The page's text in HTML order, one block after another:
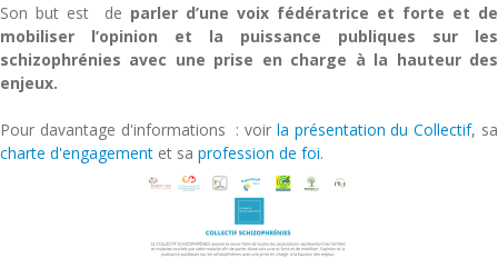
Son but est de parler d’une voix fédératrice et forte et de
mobiliser l’opinion et la puissance publiques sur les
schizophrénies avec une prise en charge à la hauteur des
enjeux.
Pour davantage d'informations : voir la présentation du Collectif, sa
charte d'engagement et sa profession de foi.